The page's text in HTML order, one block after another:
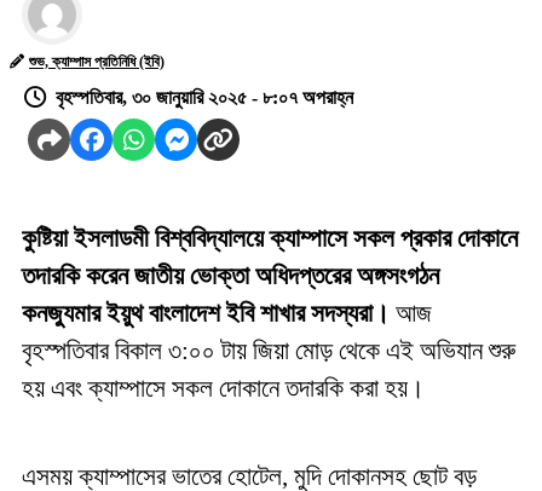
শুভ, ক্যাম্পাস প্রতিনিধি (ইবি)
বৃহস্পতিবার, ৩০ জানুয়ারি ২০২৫ - ৮:০৭ অপরাহ্ন
কুষ্টিয়া ইসলাডমী বিশ্ববিদ্যালয়ে ক্যাম্পাসে সকল প্রকার দোকানে
তদারকি করেন জাতীয় ভোক্তা অধিদপ্তরের অঙ্গসংগঠন
কনজ্যুমার ইয়ুথ বাংলাদেশ ইবি শাখার সদস্যরা। আজ
বৃহস্পতিবার বিকাল ৩:০০ টায় জিয়া মোড় থেকে এই অভিযান শুরু
হয় এবং ক্যাম্পাসে সকল দোকানে তদারকি করা হয়।
এসময় ক্যাম্পাসের ভাতের হোটেল, মুদি দোকানসহ ছোট বড়